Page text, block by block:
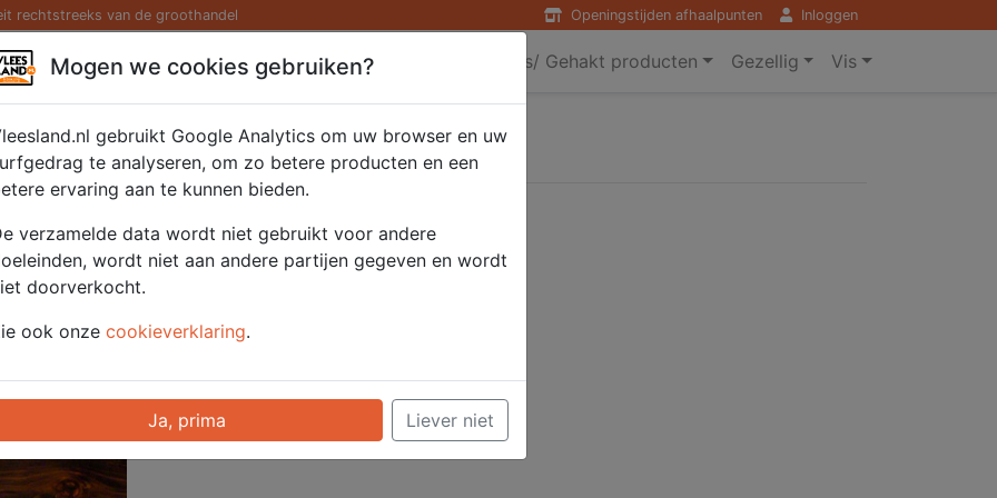
rechtstreeks van de groothandel Openingstijden afhaalpunten Inloggen
Kaas/ Zuivel Saté/ Barbecue Diversen Hamburgers/ Gehakt producten Gezellig Vis
2x500 gr.
Categorie
Selecteer hier uw afhaalpunt
Mogen we cookies gebruiken?
gebruikt Google Analytics om uw browser en uw
te analyseren, om zo betere producten en een
ervaring aan te kunnen bieden.
verzamelde data wordt niet gebruikt voor andere
wordt niet aan andere partijen gegeven en wordt
doorverkocht.
ook onze cookieverklaring.
Ja, prima Liever niet